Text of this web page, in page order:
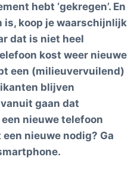
hebt ‘gekregen’. En
is, koop je waarschijnlijk
dat is niet heel
kost weer nieuwe
een (milieuvervuilend)
blijven
gaan dat
nieuwe telefoon
nieuwe nodig? Ga